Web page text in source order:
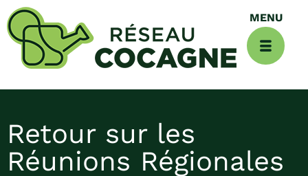
Retour sur les
Réunions Régionales